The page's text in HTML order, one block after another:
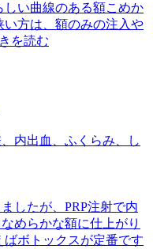
い曲線のある額こめか
方は、額のみの注入や
を読む
内出血、ふくらみ、し
したが、PRP注射で内
めらかな額に仕上がり
ばボトックスが定番です